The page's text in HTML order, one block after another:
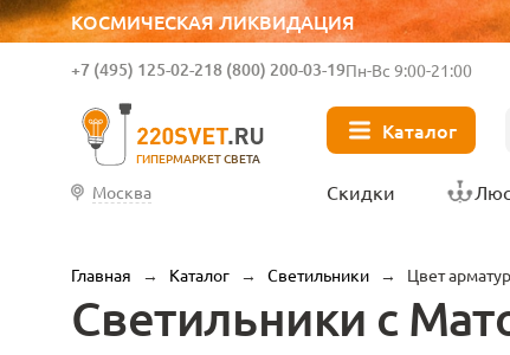
КОСМИЧЕСКАЯ ЛИКВИДАЦИЯ
ГИПЕРМАРКЕТ СВЕТА
+7 (495) 125-02-218 (800) 200-03-19Пн-Вс 9:00-21:00
Каталог
Москва Скидки
Главная → Каталог → Светильники → Цвет
Светильники с